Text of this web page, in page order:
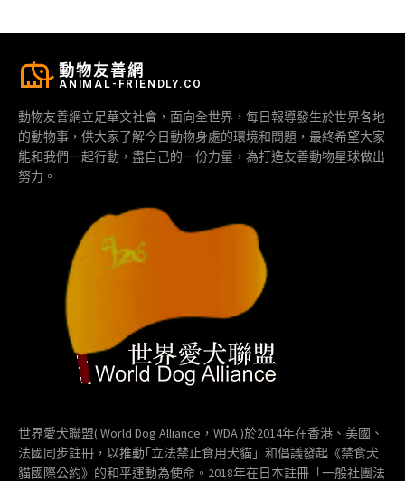
動物友善網
ANIMAL-FRIENDLY.CO
動物友善網立足華文社會，面向全世界，每日報導發生於世界各地
的動物事，供大家了解今日動物身處的環境和問題，最終希望大家
能和我們一起行動，盡自己的一份力量，為打造友善動物星球做出
努力。
世界愛犬聯盟( World Dog Alliance，WDA )於2014年在香港、美國、
法國同步註冊，以推動｢立法禁止食用犬貓」和倡議發起《禁食犬
貓國際公約》的和平運動為使命。2018年在日本註冊「一般社團法